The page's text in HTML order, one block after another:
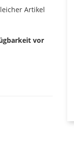
Artikel
vor